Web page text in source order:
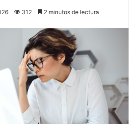
312 2 minutos de lectura